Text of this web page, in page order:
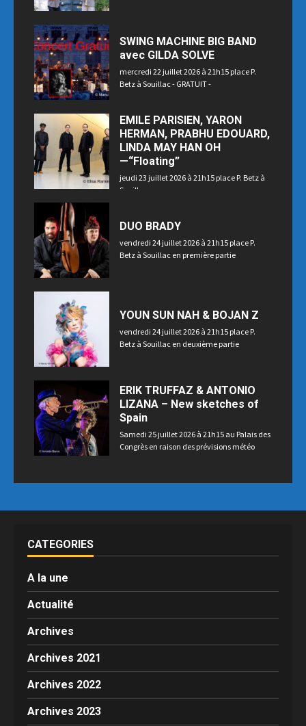
SWING MACHINE BIG BAND
avec GILDA SOLVE
mercredi 22 juillet 2026 à 21h15 place P.
Betz à Souillac - GRATUIT -
EMILE PARISIEN, YARON
HERMAN, PRABHU EDOUARD,
LINDA MAY HAN OH
—“Floating”
jeudi 23 juillet 2026 à 21h15 place P. Betz à
Souillac
DUO BRADY
vendredi 24 juillet 2026 à 21h15 place P.
Betz à Souillac en première partie
YOUN SUN NAH & BOJAN Z
vendredi 24 juillet 2026 à 21h15 place P.
Betz à Souillac en deuxième partie
ERIK TRUFFAZ & ANTONIO
LIZANA – New sketches of
Spain
Samedi 25 juillet 2026 à 21h15 au Palais des
Congrès en raison des prévisions météo
CATEGORIES
A la une
Actualité
Archives
Archives 2021
Archives 2022
Archives 2023